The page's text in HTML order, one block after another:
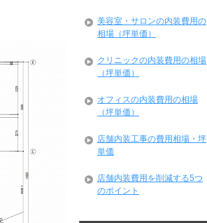
美容室・サロンの内装費用の
相場（坪単価）
クリニックの内装費用の相場
（坪単価）
オフィスの内装費用の相場
（坪単価）
店舗内装工事の費用相場・坪
単価
店舗内装費用を削減する5つ
のポイント